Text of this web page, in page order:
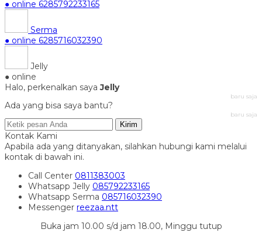
● online 6285792233165
Serma
● online 6285716032390
Jelly
● online
Halo, perkenalkan sayaJelly
baru saja
Ada yang bisa saya bantu?
baru saja
Kirim
Kontak Kami
Apabila ada yang ditanyakan, silahkan hubungi kami melalui
kontak di bawah ini.
Call Center 0811383003
Whatsapp Jelly 085792233165
Whatsapp Serma 085716032390
Messenger reezaa.ntt
Buka jam 10.00 s/d jam 18.00, Minggu tutup